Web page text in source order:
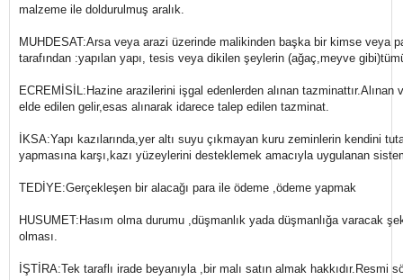
malzeme ile doldurulmuş aralık.
MUHDESAT:Arsa veya arazi üzerinde malikinden başka bir kimse veya
tarafından :yapılan yapı, tesis veya dikilen şeylerin (ağaç,meyve
ECREMİSİL:Hazine arazilerini işgal edenlerden alınan tazminattır.Alınan
elde edilen gelir,esas alınarak idarece talep edilen tazminat.
İKSA:Yapı kazılarında,yer altı suyu çıkmayan kuru zeminlerin kendini
yapmasına karşı,kazı yüzeylerini desteklemek amacıyla uygulanan
TEDİYE:Gerçekleşen bir alacağı para ile ödeme ,ödeme yapmak
HUSUMET:Hasım olma durumu ,düşmanlık yada düşmanlığa varacak
olması.
İŞTİRA:Tek taraflı irade beyanıyla ,bir malı satın almak hakkıdır.Resmi